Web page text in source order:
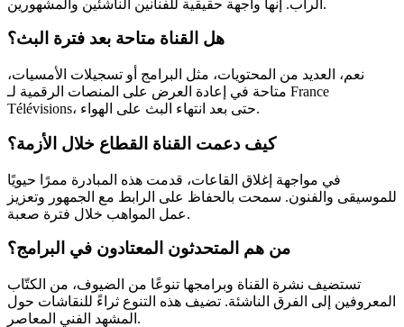
الراب. إنها واجهة حقيقية للفنانين الناشئين والمشهورين.
هل القناة متاحة بعد فترة البث؟
نعم، العديد من المحتويات، مثل البرامج أو تسجيلات الأمسيات،
متاحة في إعادة العرض على المنصات الرقمية لـ France
Télévisions، حتى بعد انتهاء البث على الهواء.
كيف دعمت القناة القطاع خلال الأزمة؟
في مواجهة إغلاق القاعات، قدمت هذه المبادرة ممرًا حيويًا
للموسيقى والفنون. سمحت بالحفاظ على الرابط مع الجمهور وتعزيز
عمل المواهب خلال فترة صعبة.
من هم المتحدثون المعتادون في البرامج؟
تستضيف نشرة القناة وبرامجها تنوعًا من الضيوف، من الكتّاب
المعروفين إلى الفرق الناشئة. تضيف هذه التنوع ثراءً للنقاشات حول
المشهد الفني المعاصر.